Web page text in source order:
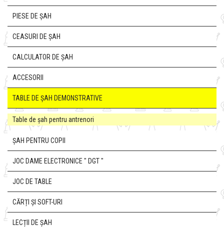
PIESE DE ȘAH
CEASURI DE ȘAH
CALCULATOR DE ȘAH
ACCESORII
TABLE DE ȘAH DEMONSTRATIVE
Table de șah pentru antrenori
ȘAH PENTRU COPII
JOC DAME ELECTRONICE " DGT "
JOC DE TABLE
CĂRȚI ȘI SOFT-URI
LECȚII DE ȘAH